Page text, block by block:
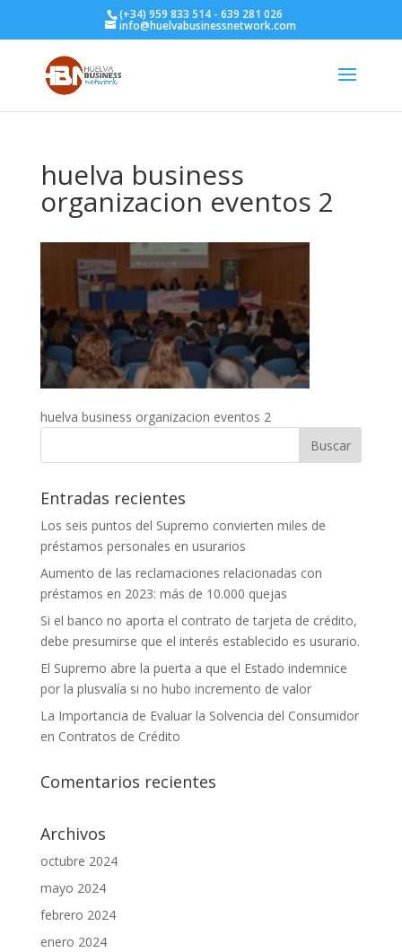
(+34) 959 833 514 - 639 281 026
info@huelvabusinessnetwork.com
huelva business
organizacion eventos 2
huelva business organizacion eventos 2
Entradas recientes
Los seis puntos del Supremo convierten miles de
préstamos personales en usurarios
Aumento de las reclamaciones relacionadas con
préstamos en 2023: más de 10.000 quejas
Si el banco no aporta el contrato de tarjeta de crédito,
debe presumirse que el interés establecido es usurario.
El Supremo abre la puerta a que el Estado indemnice
por la plusvalía si no hubo incremento de valor
La Importancia de Evaluar la Solvencia del Consumidor
en Contratos de Crédito
Comentarios recientes
Archivos
octubre 2024
mayo 2024
febrero 2024
enero 2024